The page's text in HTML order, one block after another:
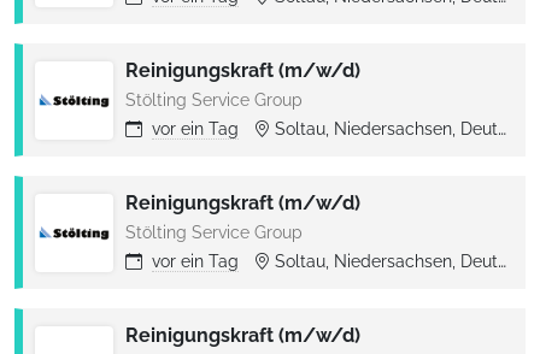
Reinigungskraft (m/w/d)
Stölting Service Group
vor ein Tag Soltau, Niedersachsen, Deutschland
Reinigungskraft (m/w/d)
Stölting Service Group
vor ein Tag Soltau, Niedersachsen, Deutschland
Reinigungskraft (m/w/d)